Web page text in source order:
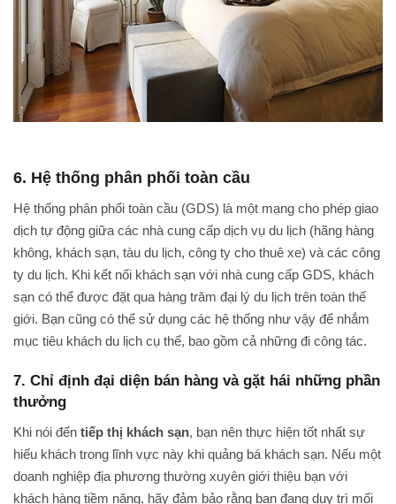
6. Hệ thống phân phối toàn cầu
Hệ thống phân phối toàn cầu (GDS) là một mạng cho phép giao
dịch tự động giữa các nhà cung cấp dịch vụ du lịch (hãng hàng
không, khách sạn, tàu du lịch, công ty cho thuê xe) và các công
ty du lịch. Khi kết nối khách sạn với nhà cung cấp GDS, khách
sạn có thể được đặt qua hàng trăm đại lý du lịch trên toàn thế
giới. Bạn cũng có thể sử dụng các hệ thống như vậy để nhắm
mục tiêu khách du lịch cụ thể, bao gồm cả những đi công tác.
7. Chỉ định đại diện bán hàng và gặt hái những phần
thưởng
Khi nói đến tiếp thị khách sạn, bạn nên thực hiện tốt nhất sự
hiếu khách trong lĩnh vực này khi quảng bá khách sạn. Nếu một
doanh nghiệp địa phương thường xuyên giới thiệu bạn với
khách hàng tiềm năng, hãy đảm bảo rằng bạn đang duy trì mối